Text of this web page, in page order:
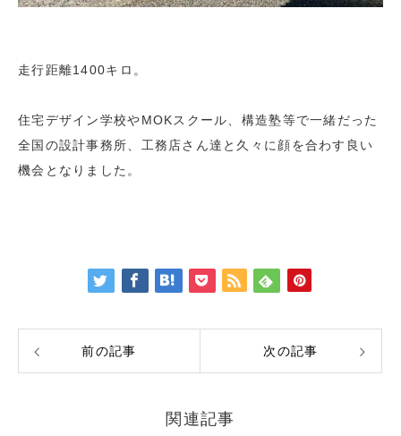
走行距離1400キロ。
住宅デザイン学校やMOKスクール、構造塾等で一緒だった
全国の設計事務所、工務店さん達と久々に顔を合わす良い
機会となりました。
前の記事 次の記事
関連記事